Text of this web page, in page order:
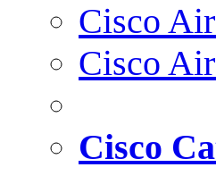
Cisco
Cisco
Cisco